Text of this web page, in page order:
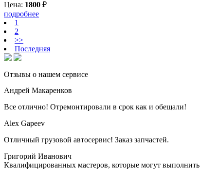
Цена: 1800 ₽
подробнее
1
2
>>
Последняя
Отзывы о нашем сервисе
Андрей Макаренков
Все отлично! Отремонтировали в срок как и обещали!
Alex Gapeev
Отличный грузовой автосервис! Заказ запчастей.
Григорий Иванович
Квалифицированных мастеров, которые могут выполнить